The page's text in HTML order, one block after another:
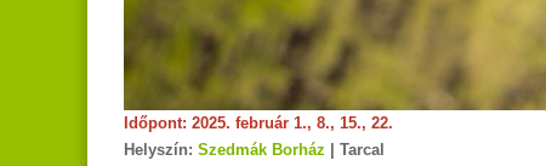
Időpont: 2025. február 1., 8., 15., 22.
Helyszín: Szedmák Borház | Tarcal